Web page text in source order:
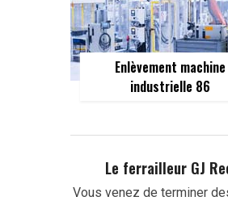
Enlèvement machine
industrielle 86
Le ferrailleur GJ
Vous venez de terminer